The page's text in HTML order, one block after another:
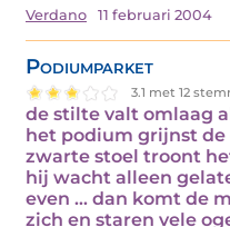
Verdano 11 februari 2004
Podiumparket
3.1 met 12
de stilte valt omlaag
het podium grijnst de
zwarte stoel troont
hij wacht alleen
even ... dan komt de
zich en staren vele